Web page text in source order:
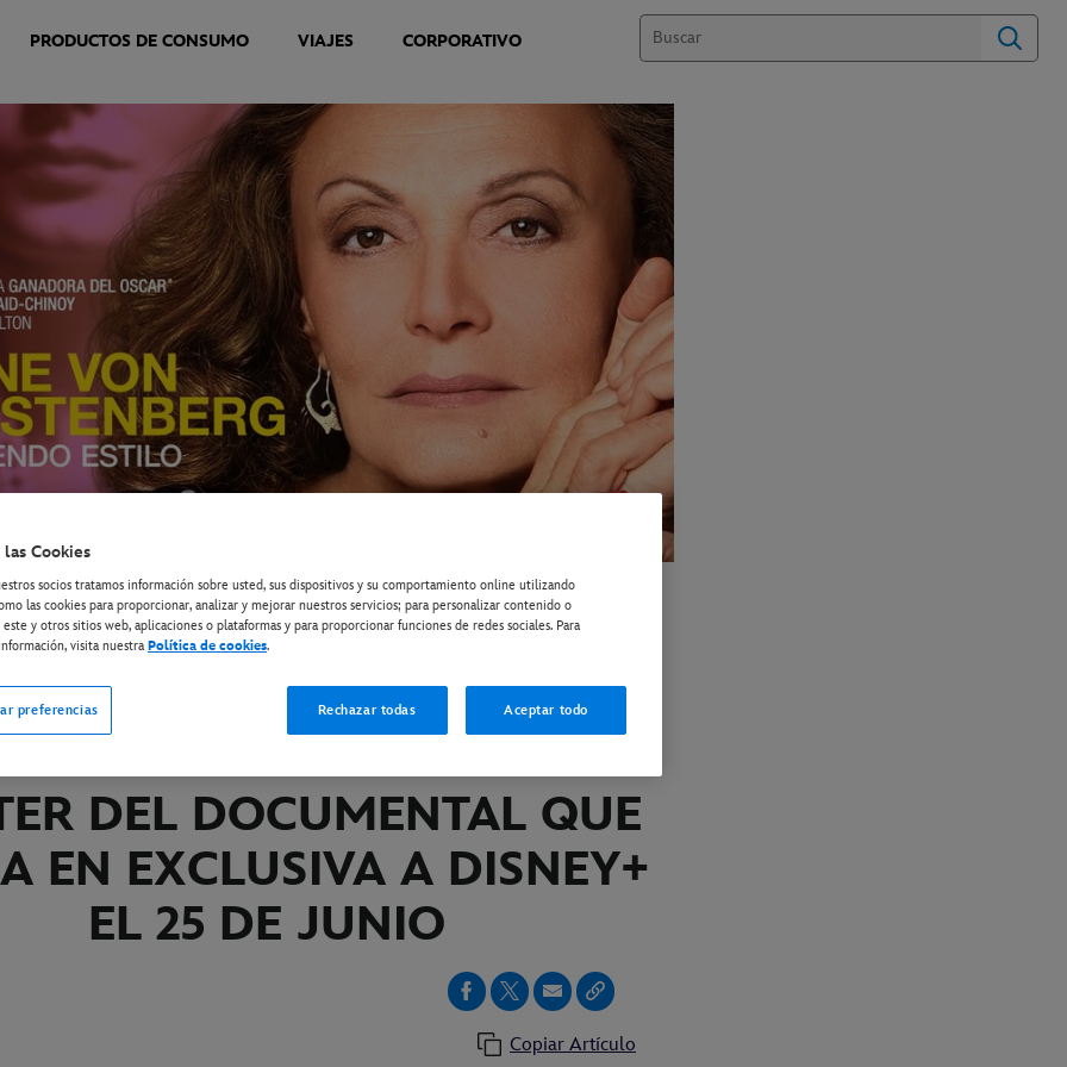
PRODUCTOS DE CONSUMO VIAJES CORPORATIVO
VON FUSTENBERG:
ESTILO" YA
EL TRÁILER Y EL
DEL DOCUMENTAL QUE
EN EXCLUSIVA A DISNEY+
EL 25 DE JUNIO
Copiar Artículo
Cookies
socios tratamos información sobre usted, sus dispositivos y su comportamiento online utilizando
las cookies para proporcionar, analizar y mejorar nuestros servicios; para personalizar contenido o
y otros sitios web, aplicaciones o plataformas y para proporcionar funciones de redes sociales. Para
visita nuestra Política de cookies.
preferencias Rechazar todas Aceptar todo